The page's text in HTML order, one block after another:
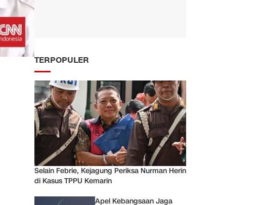
TERPOPULER
Selain Febrie, Kejagung Periksa Nurman Herin
di Kasus TPPU Kemarin
Apel Kebangsaan Jaga